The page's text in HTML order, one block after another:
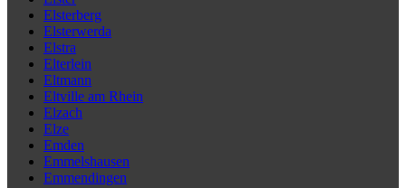
Elsterberg
Elsterwerda
Elstra
Elterlein
Eltmann
Eltville am Rhein
Elzach
Elze
Emden
Emmelshausen
Emmendingen